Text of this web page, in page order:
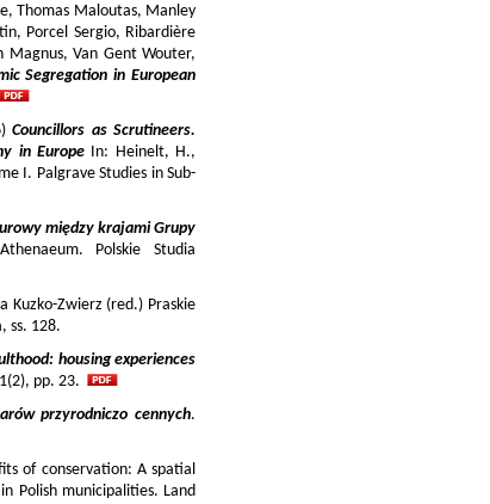
Thomas Maloutas, Manley
Porcel Sergio, Ribardière
Magnus, Van Gent Wouter,
Segregation in European
Councillors as Scrutineers.
in EuropeIn: Heinelt, H.,
I. Palgrave Studies in Sub-
między krajami Grupy
Polskie Studia
Kuzko-Zwierz (red.) Praskie
ss. 128.
housing experiences
pp. 23.
przyrodniczo cennych.
of conservation: A spatial
Polish municipalities. Land